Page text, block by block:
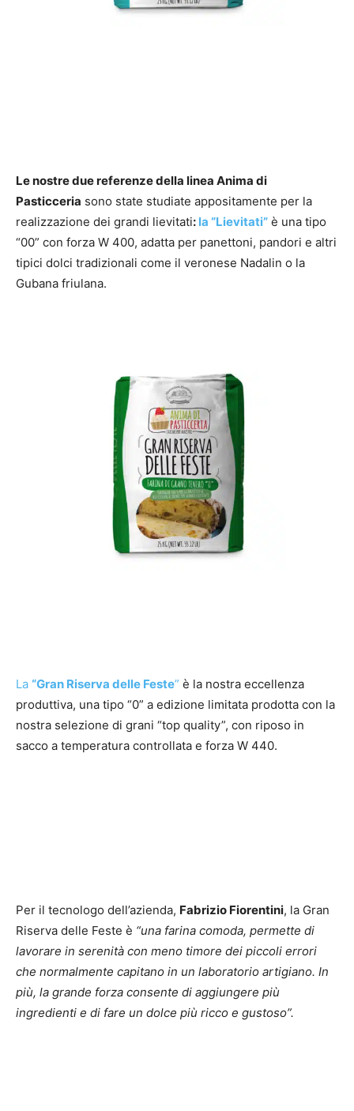
Le nostre due referenze della linea Anima di
Pasticceria sono state studiate appositamente per la
realizzazione dei grandi lievitati: la “Lievitati” è una tipo
“00” con forza W 400, adatta per panettoni, pandori e altri
tipici dolci tradizionali come il veronese Nadalin o la
Gubana friulana.
La “Gran Riserva delle Feste” è la nostra eccellenza
produttiva, una tipo “0” a edizione limitata prodotta con la
nostra selezione di grani “top quality”, con riposo in
sacco a temperatura controllata e forza W 440.
Per il tecnologo dell’azienda, Fabrizio Fiorentini, la Gran
Riserva delle Feste è “una farina comoda, permette di
lavorare in serenità con meno timore dei piccoli errori
che normalmente capitano in un laboratorio artigiano. In
più, la grande forza consente di aggiungere più
ingredienti e di fare un dolce più ricco e gustoso”.